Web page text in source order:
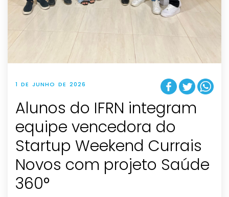
1 DE JUNHO DE 2026
Alunos do IFRN integram
equipe vencedora do
Startup Weekend Currais
Novos com projeto Saúde
360°